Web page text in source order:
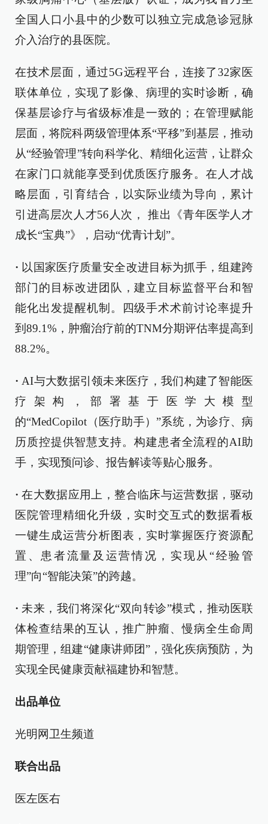
全国人口小县中的少数可以独立完成急诊冠脉
介入治疗的县医院。
在技术层面，通过5G远程平台，连接了32家医
联体单位，实现了影像、病理的实时诊断，确
保基层诊疗与省级标准是一致的；在管理赋能
层面，将院科两级管理体系“平移”到基层，推动
从“经验管理”转向科学化、精细化运营，让群众
在家门口就能享受到优质医疗服务。在人才战
略层面，引育结合，以实际业绩为导向，累计
引进高层次人才56人次， 推出《青年医学人才
成长“宝典”》，启动“优青计划”。
· 以国家医疗质量安全改进目标为抓手，组建跨
部门的目标改进团队，建立目标监督平台和智
能化出发提醒机制。四级手术术前讨论率提升
到89.1%，肿瘤治疗前的TNM分期评估率提高到
88.2%。
· AI与大数据引领未来医疗，我们构建了智能医
疗架构，部署基于医学大模型
的“MedCopilot（医疗助手）”系统，为诊疗、病
历质控提供智慧支持。构建患者全流程的AI助
手，实现预问诊、报告解读等贴心服务。
·在大数据应用上，整合临床与运营数据，驱动
医院管理精细化升级，实时交互式的数据看板
一键生成运营分析图表，实时掌握医疗资源配
置、患者流量及运营情况，实现从“经验管
理”向“智能决策”的跨越。
· 未来，我们将深化“双向转诊”模式，推动医联
体检查结果的互认，推广肿瘤、慢病全生命周
期管理，组建“健康讲师团”，强化疾病预防，为
实现全民健康贡献福建协和智慧。
出品单位
光明网卫生频道
联合出品
医左医右